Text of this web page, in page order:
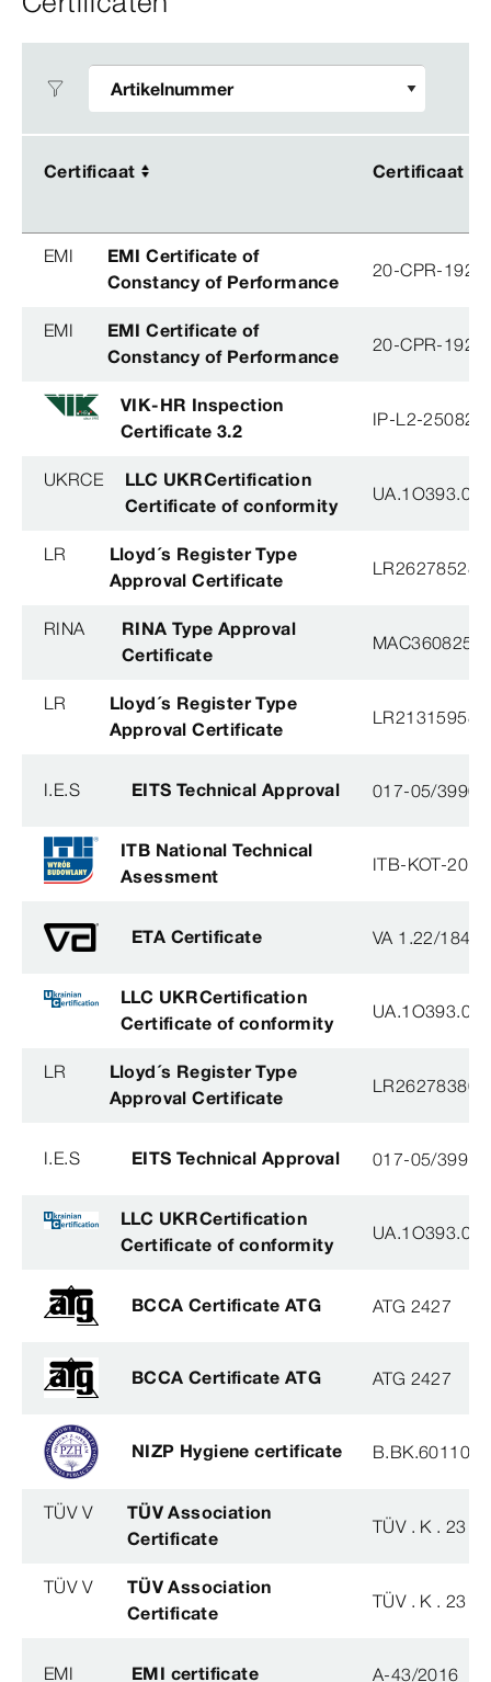
Certificaat Certificaat
Certificaat Certificaat
EMI
EMI Certificate of
Constancy of Performance
20-CPR-192-
EMI
EMI Certificate of
Constancy of Performance
20-CPR-192-
VIK-HR Inspection
Certificate 3.2
IP-L2-250825
UKRCE
LLC UKRCertification
Certificate of conformity
LR
Lloyd´s Register Type
Approval Certificate
RINA
RINA Type Approval
Certificate
LR
Lloyd´s Register Type
Approval Certificate
I.E.S EITS Technical Approval 017-05/3990-
ITB National Technical
Asessment
ITB-KOT-
ETA Certificate VA 1.22/18407
LLC UKRCertification
Certificate of conformity
LR
Lloyd´s Register Type
Approval Certificate
I.E.S EITS Technical Approval 017-05/3991-
LLC UKRCertification
Certificate of conformity
BCCA Certificate ATG ATG 2427
BCCA Certificate ATG ATG 2427
NIZP Hygiene certificate
TÜV V
TÜV Association
Certificate
TÜV . K . 23 -
TÜV V
TÜV Association
Certificate
TÜV . K . 23 -
EMI EMI certificate A-43/2016